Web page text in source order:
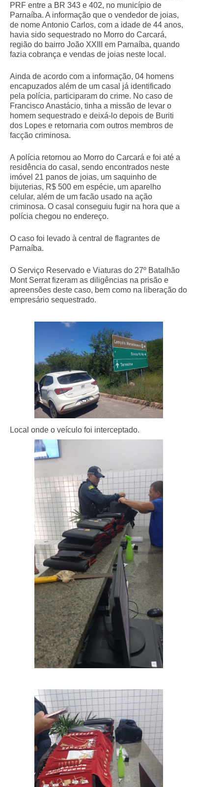
PRF entre a BR 343 e 402, no município de
Parnaíba. A informação que o vendedor de joias,
de nome Antonio Carlos, com a idade de 44 anos,
havia sido sequestrado no Morro do Carcará,
região do bairro João XXIII em Parnaíba, quando
fazia cobrança e vendas de joias neste local.
Ainda de acordo com a informação, 04 homens
encapuzados além de um casal já identificado
pela polícia, participaram do crime. No caso de
Francisco Anastácio, tinha a missão de levar o
homem sequestrado e deixá-lo depois de Buriti
dos Lopes e retornaria com outros membros de
facção criminosa.
A polícia retornou ao Morro do Carcará e foi até a
residência do casal, sendo encontrados neste
imóvel 21 panos de joias, um saquinho de
bijuterias, R$ 500 em espécie, um aparelho
celular, além de um facão usado na ação
criminosa. O casal conseguiu fugir na hora que a
polícia chegou no endereço.
O caso foi levado à central de flagrantes de
Parnaíba.
O Serviço Reservado e Viaturas do 27º Batalhão
Mont Serrat fizeram as diligências na prisão e
apreensões deste caso, bem como na liberação do
empresário sequestrado.
Local onde o veículo foi interceptado.